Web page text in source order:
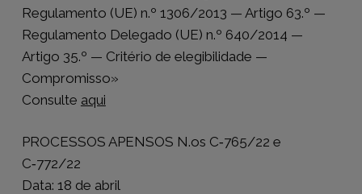
Regulamento (UE) n.º 1306/2013 — Artigo 63.º —
Regulamento Delegado (UE) n.º 640/2014 —
Artigo 35.º — Critério de elegibilidade —
Compromisso»
Consulte aqui
PROCESSOS APENSOS N.os C‑765/22 e
C‑772/22
Data: 18 de abril